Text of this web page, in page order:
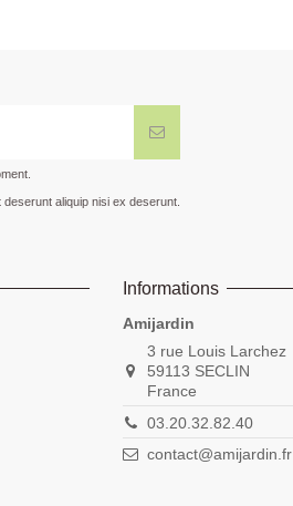
aliquip nisi ex deserunt.
Informations
Amijardin
3 rue Louis Larchez
59113 SECLIN
France
03.20.32.82.40
contact@amijardin.fr